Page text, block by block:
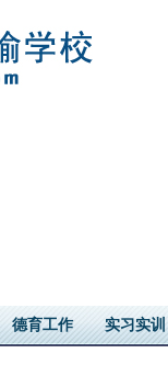
德育工作 实习实训